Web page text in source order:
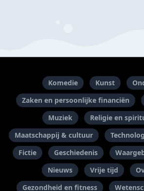
Komedie Kunst
Zaken en persoonlijke financiën
Muziek
Religie en
Maatschappij & cultuur
Fictie
Geschiedenis
Nieuws
Vrije tijd
Gezondheid en fitness